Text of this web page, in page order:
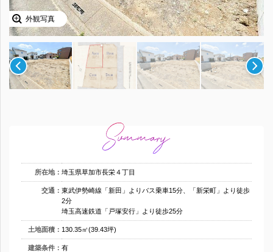
外観写真
所在地： 埼玉県草加市長栄４丁目
交通： 東武伊勢崎線「新田」よりバス乗車15分、「新栄町」より徒歩
2分
埼玉高速鉄道「戸塚安行」より徒歩25分
土地面積： 130.35㎡(39.43坪)
建築条件： 有